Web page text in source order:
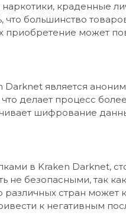
краденные
большинство
может
является
делает процесс
шифрование
в Kraken Darknet,
не безопасными, так
стран может
к негативным